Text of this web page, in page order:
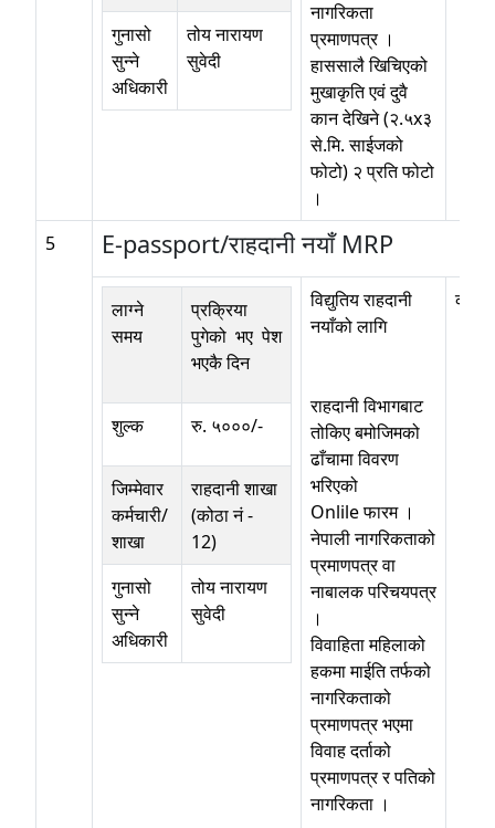
गुनासो
सुन्ने
अधिकारी
तोय नारायण
सुवेदी
नागरिकता
प्रमाणपत्र ।
हाससालै खिचिएको
मुखाकृति एवं दुवै
कान देखिने (२.५x३
से.मि. साईजको
फोटो) २ प्रति फोटो
।
5
E-passport/राहदानी नयाँ MRP
लाग्ने
समय
प्रक्रिया
पुगेको भए पेश
भएकै दिन
शुल्क रु. ५०००/-
जिम्मेवार
कर्मचारी/
शाखा
राहदानी शाखा
(कोठा नं -
12)
गुनासो
सुन्ने
अधिकारी
तोय नारायण
सुवेदी
विद्य‌ुतिय राहदानी
नयाँको लागि
राहदानी विभागबाट
तोकिए बमोजिमको
ढाँचामा विवरण
भरिएको
Onlile फारम ।
नेपाली नागरिकताको
प्रमाणपत्र वा
नाबालक परिचयपत्र
।
विवाहिता महिलाको
हकमा माईति तर्फको
नागरिकताको
प्रमाणपत्र भएमा
विवाह दर्ताको
प्रमाणपत्र र पतिको
नागरिकता ।